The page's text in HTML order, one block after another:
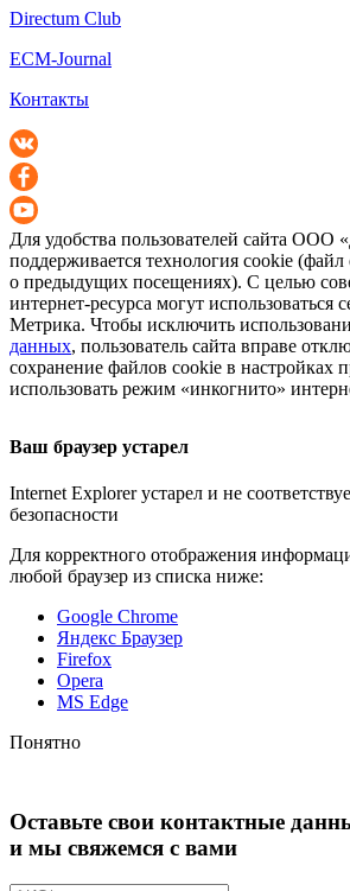
Directum Club
ECM-Journal
Контакты
Для удобства пользователей сайта ООО
поддерживается технология cookie
о предыдущих посещениях). С целью
интернет-ресурса могут использоваться
Метрика. Чтобы исключить
данных, пользователь сайта вправе
сохранение файлов cookie в настройках
использовать режим «инкогнито»
Ваш браузер устарел
Internet Explorer устарел и не
безопасности
Для корректного отображения
любой браузер из списка ниже:
Google Chrome
Яндекс Браузер
Firefox
Opera
MS Edge
Понятно
Оставьте свои контактные
и мы свяжемся с вами